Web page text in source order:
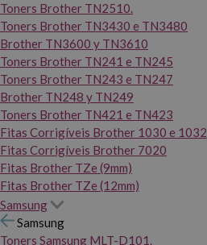
Toners Brother TN2510.
Toners Brother TN3430 e TN3480
Brother TN3600 y TN3610
Toners Brother TN241 e TN245
Toners Brother TN243 e TN247
Brother TN248 y TN249
Toners Brother TN421 e TN423
Fitas Corrigíveis Brother 1030 e 1032
Fitas Corrigíveis Brother 7020
Fitas Brother TZe (9mm)
Fitas Brother TZe (12mm)
Samsung
Samsung
Toners Samsung MLT-D101.